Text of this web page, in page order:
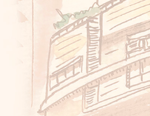
會員申請表格頁一